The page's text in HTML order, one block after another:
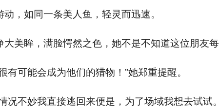
如同一条美人鱼，轻灵而迅速。
眸，满脸愕然之色，她不是不知道这位朋友每
可能会成为他们的猎物！”她郑重提醒。
不妙我直接逃回来便是，为了场域我想去试试